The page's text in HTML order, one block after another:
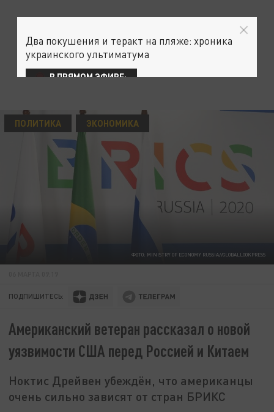
ФОТО: MINISTRY OF ECONOMY RUSSIA//GLOBALLOOKPRESS
ПОЛИТИКА ЭКОНОМИКА
ПОДПИШИТЕСЬ:
Американский ветеран рассказал о новой
уязвимости США перед Россией и Китаем
Ноктис Дрейвен убеждён, что американцы
очень сильно зависят от стран БРИКС
Два покушения и теракт на пляже: хроника
украинского ультиматума
В ПРЯМОМ ЭФИРЕ: